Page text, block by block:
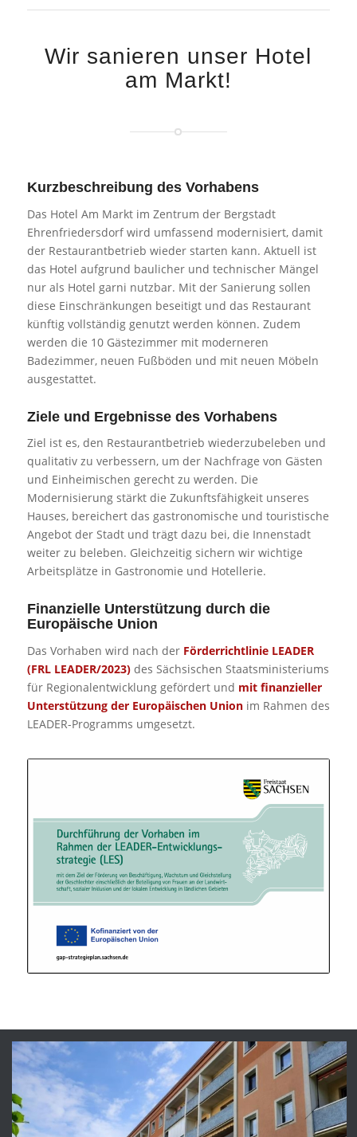
Wir sanieren unser Hotel
am Markt!
Kurzbeschreibung des Vorhabens
Das Hotel Am Markt im Zentrum der Bergstadt
Ehrenfriedersdorf wird umfassend modernisiert, damit
der Restaurantbetrieb wieder starten kann. Aktuell ist
das Hotel aufgrund baulicher und technischer Mängel
nur als Hotel garni nutzbar. Mit der Sanierung sollen
diese Einschränkungen beseitigt und das Restaurant
künftig vollständig genutzt werden können. Zudem
werden die 10 Gästezimmer mit moderneren
Badezimmer, neuen Fußböden und mit neuen Möbeln
ausgestattet.
Ziele und Ergebnisse des Vorhabens
Ziel ist es, den Restaurantbetrieb wiederzubeleben und
qualitativ zu verbessern, um der Nachfrage von Gästen
und Einheimischen gerecht zu werden. Die
Modernisierung stärkt die Zukunftsfähigkeit unseres
Hauses, bereichert das gastronomische und touristische
Angebot der Stadt und trägt dazu bei, die Innenstadt
weiter zu beleben. Gleichzeitig sichern wir wichtige
Arbeitsplätze in Gastronomie und Hotellerie.
Finanzielle Unterstützung durch die
Europäische Union
Das Vorhaben wird nach der Förderrichtlinie LEADER
(FRL LEADER/2023)des Sächsischen Staatsministeriums
für Regionalentwicklung gefördert und mit finanzieller
Unterstützung der Europäischen Unionim Rahmen des
LEADER-Programms umgesetzt.